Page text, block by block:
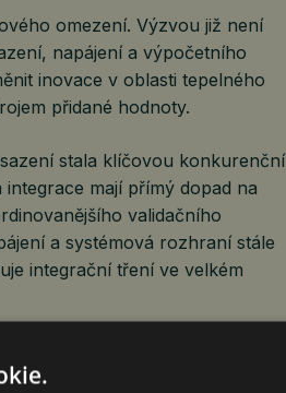
omezení. Výzvou již není
napájení a výpočetního
inovace v oblasti tepelného
přidané hodnoty.
stala klíčovou konkurenční
mají přímý dopad na
validačního
a systémová rozhraní stále
integrační tření ve velkém
a standardizovaný